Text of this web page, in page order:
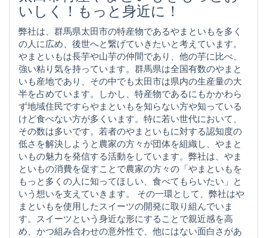
いしく！もっと身近に！
弊社は、群馬県太田市の特産物であるやまといもを多く
の人に広め、後世へと繋げていきたいと考えています。
やまといもは長芋や山芋の仲間であり、他の芋に比べ、
強い粘り気を持っています。群馬県は全国有数のやまと
いも産地であり、その中でも太田市は県内の生産量の大
半を占めています。しかし、特産物であるにもかかわら
ず地域住民ですらやまといもを知らない方や知っている
けど食べない方が多くいます。特に若い世代において、
その数は多いです。若者のやまといもに対する認知度の
低さを解決しようと農家の方々が団体を組織し、やまと
いもの魅力を発信する活動をしています。弊社は、やま
といもの消費を促すことで農家の方々の「やまといもを
もっと多くの人に知ってほしい、食べてもらいたい」と
いう想いを支えていきます。 その一環として、弊社はや
まといもを使用したスイーツの開発に取り組んでいま
す。スイーツという身近な形にすることで親近感を高
め、かつ組み合わせの意外性で、他にはない面白さがあ